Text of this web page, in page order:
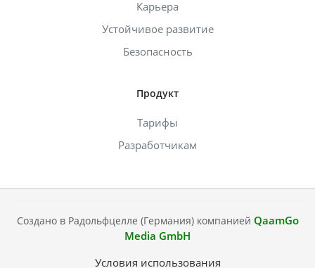
Карьера
Устойчивое развитие
Безопасность
Продукт
Тарифы
Разработчикам
Создано в Радольфцелле (Германия) компанией QaamGo
Media GmbH
Условия использования